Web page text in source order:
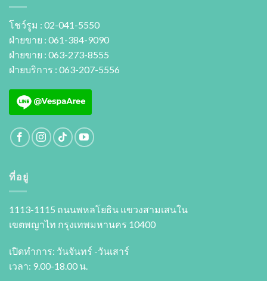
โชว์รูม : 02-041-5550
ฝ่ายขาย : 061-384-9090
ฝ่ายขาย : 063-273-8555
ฝ่ายบริการ : 063-207-5556
ที่อยู่
1113-1115 ถนนพหลโยธิน แขวงสามเสนใน
เขตพญาไท กรุงเทพมหานคร 10400
เปิดทำการ: วันจันทร์ -วันเสาร์
เวลา: 9.00-18.00 น.